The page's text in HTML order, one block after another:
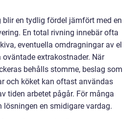
blir en tydlig fördel jämfört med en
En total rivning innebär ofta
eventuella omdragningar av el
extrakostnader. När
behålls stomme, beslag som
och köket kan oftast användas
tiden arbetet pågår. För många
lösningen en smidigare vardag.